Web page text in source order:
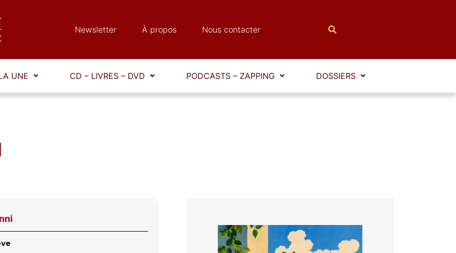
Newsletter À propos Nous contacter
UNE CD – LIVRES – DVD PODCASTS – ZAPPING DOSSIERS